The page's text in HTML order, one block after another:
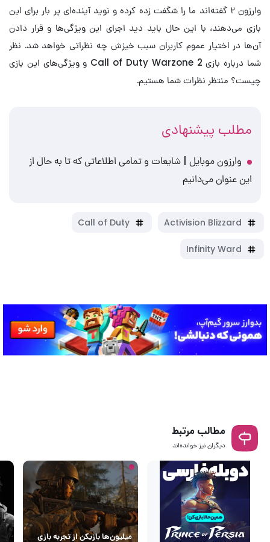
وارزون ۲ گفته‌اند ما را شگفت زده کرده و نوید آینده‌ای پر بار برای این
بازی می‌دهند، با این حال باید دید اجرای این ویژگی‌ها و قرار دادن
آن‌ها در اختیار عموم کاربران سبب خیزش چه نظراتی خواهد شد. نظر
شما درباره بازی Call of Duty Warzone 2 و ویژگی‌های این بازی
چیست؟ منتظر نظرات شما هستیم.
مطلب پیشنهادی
وارزون موبایل | شایعات و تمامی اطلاعاتی که تا به حال از
این عنوان می‌دانیم
Activision Blizzard
Call of Duty
Infinity Ward
مطالب مرتبط
دیگران نیز خوانده‌اند
میلیون‌ها بازیکن از تجربه بازی